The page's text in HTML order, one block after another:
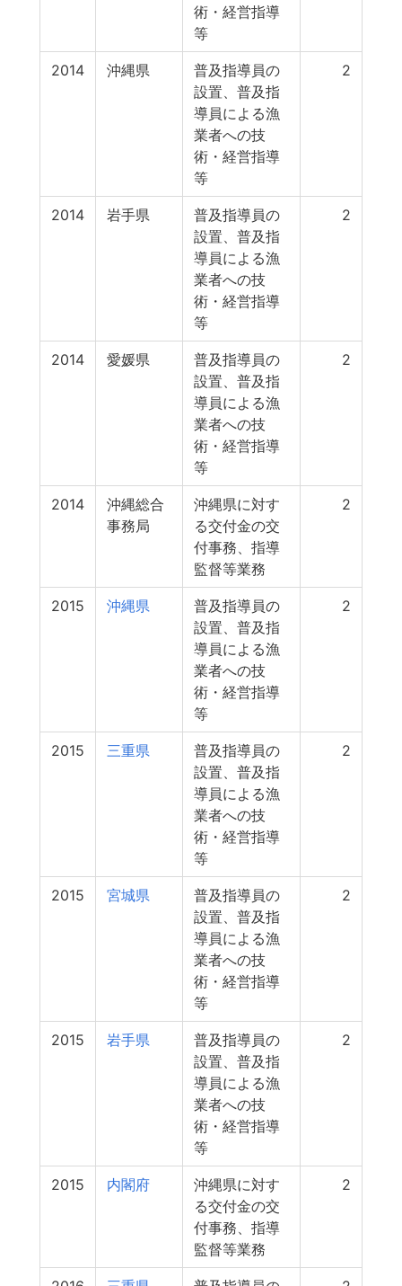
術・経営指導
等
2014 沖縄県
普及指導員の
設置、普及指
導員による漁
業者への技
術・経営指導
等
2
2014 岩手県
普及指導員の
設置、普及指
導員による漁
業者への技
術・経営指導
等
2
2014 愛媛県
普及指導員の
設置、普及指
導員による漁
業者への技
術・経営指導
等
2
2014
沖縄総合
事務局
沖縄県に対す
る交付金の交
付事務、指導
監督等業務
2
2015 沖縄県
普及指導員の
設置、普及指
導員による漁
業者への技
術・経営指導
等
2
2015 三重県
普及指導員の
設置、普及指
導員による漁
業者への技
術・経営指導
等
2
2015 宮城県
普及指導員の
設置、普及指
導員による漁
業者への技
術・経営指導
等
2
2015 岩手県
普及指導員の
設置、普及指
導員による漁
業者への技
術・経営指導
等
2
2015 内閣府
沖縄県に対す
る交付金の交
付事務、指導
監督等業務
2